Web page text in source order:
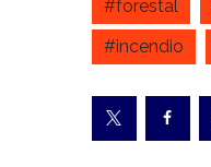
#forestal
#incendio